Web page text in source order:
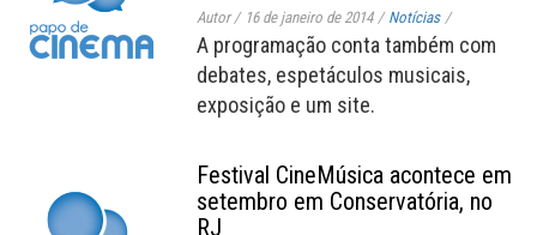
Autor/ 16 de janeiro de 2014 / Notícias /
A programação conta também com
debates, espetáculos musicais,
exposição e um site.
Festival CineMúsica acontece em
setembro em Conservatória, no
RJ